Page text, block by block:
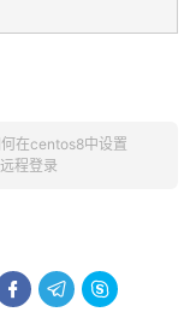
在centos8中设置
程登录
  